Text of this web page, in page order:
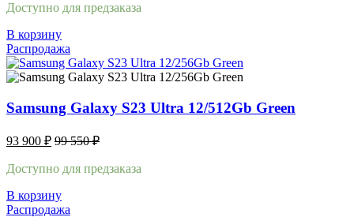
Доступно для предзаказа
В корзину
Распродажа
Samsung Galaxy S23 Ultra 12/512Gb Green
93 900 ₽ 99 550₽
Доступно для предзаказа
В корзину
Распродажа